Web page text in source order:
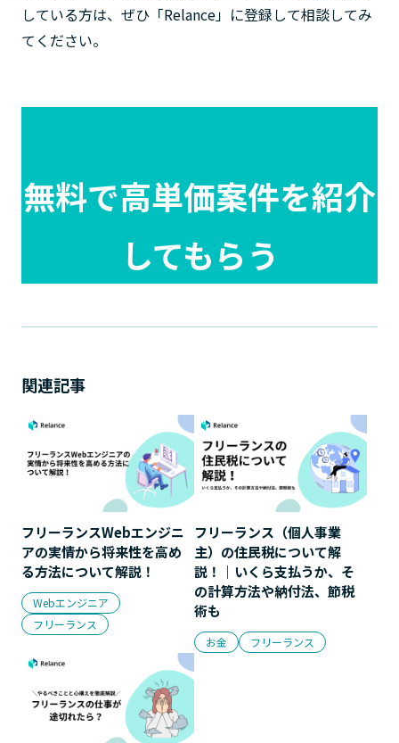
している方は、ぜひ「Relance」に登録して相談してみ
てください。
無料で高単価案件を紹介
してもらう
関連記事
フリーランスWebエンジニ
アの実情から将来性を高め
る方法について解説！
Webエンジニア
フリーランス
フリーランス（個人事業
主）の住民税について解
説！｜いくら支払うか、そ
の計算方法や納付法、節税
術も
お金 フリーランス